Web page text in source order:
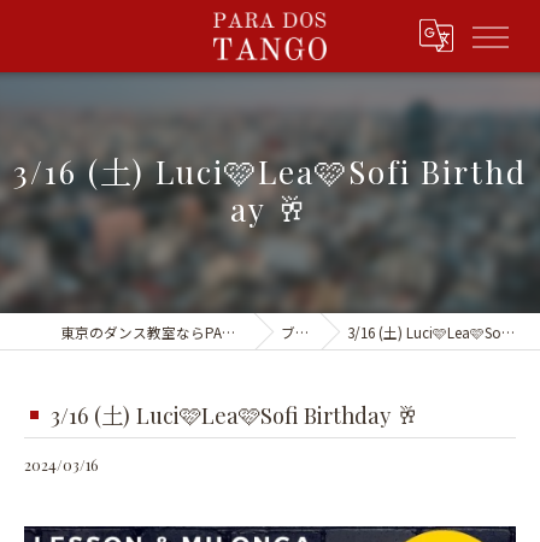
3/16 (土) Luci🩷Lea🩷Sofi Birthd
ay 🥂
東京のダンス教室ならPARA DOS TANGO ブログ 3/16 (土) Luci🩷Lea🩷Sofi Birthday 🥂
3/16 (土) Luci🩷Lea🩷Sofi Birthday 🥂
2024/03/16